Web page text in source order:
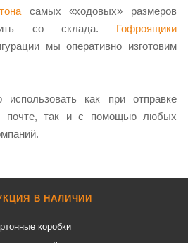
самых «ходовых» размеров
со склада. Гофроящики
мы оперативно изготовим
как при отправке
почте, так и с помощью любых
В НАЛИЧИИ
коробки